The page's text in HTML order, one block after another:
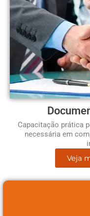
Capacitação prática
necessária em
Veja